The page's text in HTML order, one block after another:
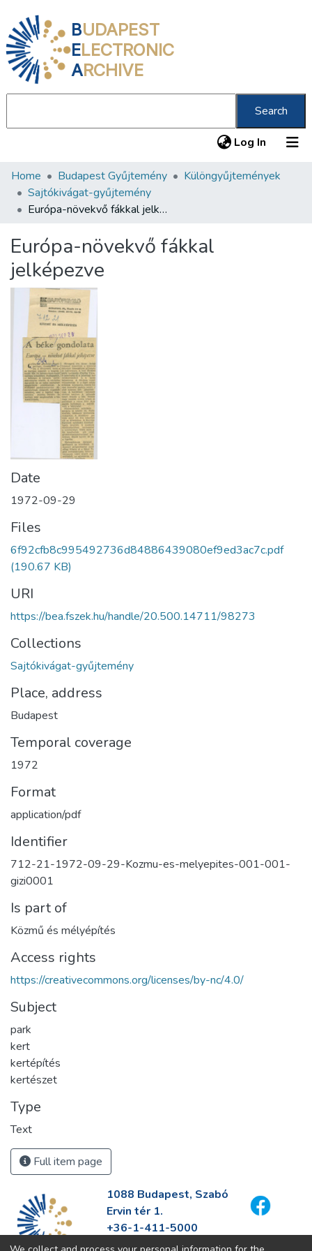
BUDAPEST
ELECTRONIC
ARCHIVE
Search
Log In (current)
Communities & Collections
All of DSpace
About us
Home Budapest Gyűjtemény
Különgyűjtemények
Sajtókivágat-gyűjtemény
Európa-növekvő fákkal jelképezve
Európa-növekvő fákkal
jelképezve
Date
1972-09-29
Files
6f92cfb8c995492736d84886439080ef9ed3ac7c.pdf
(190.67 KB)
URI
https://bea.fszek.hu/handle/20.500.14711/98273
Collections
Sajtókivágat-gyűjtemény
Place, address
Budapest
Temporal coverage
1972
Format
application/pdf
Identifier
712-21-1972-09-29-Kozmu-es-melyepites-001-001-
gizi0001
Is part of
Közmű és mélyépítés
Access rights
https://creativecommons.org/licenses/by-nc/4.0/
Subject
park
kert
kertépítés
kertészet
Type
Text
Full item page
1088 Budapest, Szabó
Ervin tér 1.
+36-1-411-5000
info@fszek.hu